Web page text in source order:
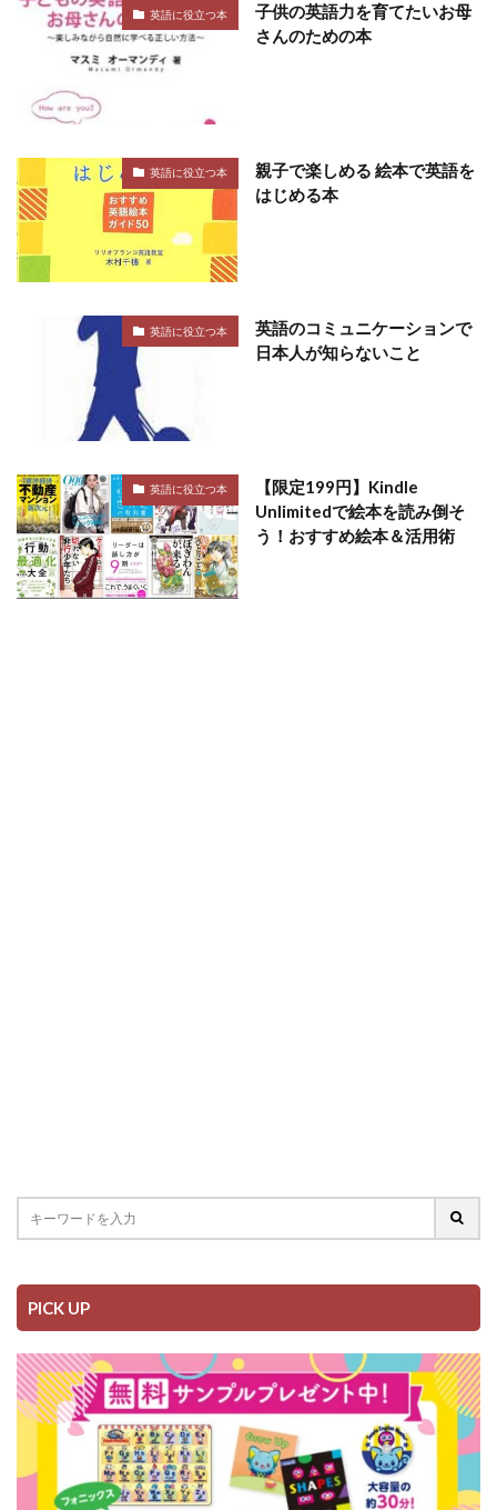
英語に役立つ本
子供の英語力を育てたいお母
さんのための本
英語に役立つ本
親子で楽しめる 絵本で英語を
はじめる本
英語に役立つ本
英語のコミュニケーションで
日本人が知らないこと
英語に役立つ本
【限定199円】Kindle
Unlimitedで絵本を読み倒そ
う！おすすめ絵本＆活用術
PICK UP